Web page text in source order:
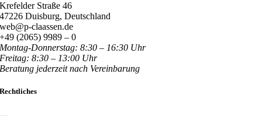
Krefelder Straße 46
47226 Duisburg, Deutschland
web@p-claassen.de
+49 (2065) 9989 – 0
Montag-Donnerstag: 8:30 – 16:30 Uhr
Freitag: 8:30 – 13:00 Uhr
Beratung jederzeit nach Vereinbarung
Rechtliches